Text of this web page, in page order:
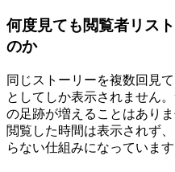
何度見ても閲覧者リス
のか
同じストーリーを複数回見
としてしか表示されません
の足跡が増えることはあり
閲覧した時間は表示されず
らない仕組みになっています